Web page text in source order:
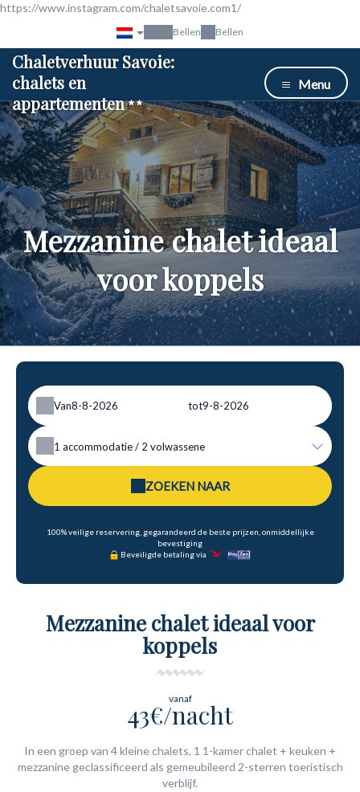
https://www.instagram.com/chaletsavoie.com1/
Bellen Bellen
Chaletverhuur Savoie:
chalets en
appartementen
Menu
Mezzanine chalet ideaal
voor koppels
Van tot
1 accommodatie / 2 volwassene
ZOEKEN NAAR
100% veilige reservering, gegarandeerd de beste prijzen, onmiddellijke
bevestiging
Beveiligde betaling via
Mezzanine chalet ideaal voor
koppels
vanaf
43€/nacht
In een groep van 4 kleine chalets, 1 1-kamer chalet + keuken +
mezzanine geclassificeerd als gemeubileerd 2-sterren toeristisch
verblijf.